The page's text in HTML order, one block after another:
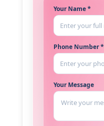
Your Name *
Phone Number *
Your Message